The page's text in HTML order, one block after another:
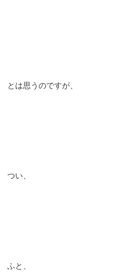
とは思うのですが、
つい、
ふと、